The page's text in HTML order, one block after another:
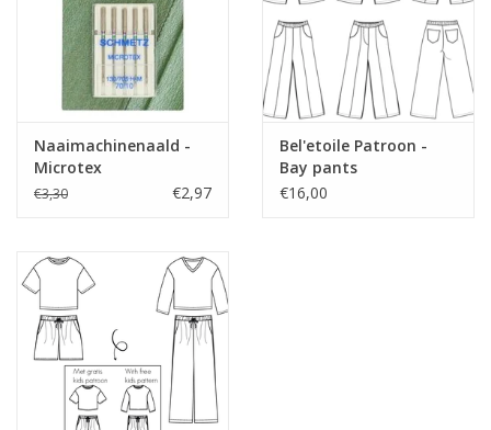
Naaimachinenaald -
Microtex
€3,30 €2,97
Bel'etoile Patroon -
Bay pants
€16,00